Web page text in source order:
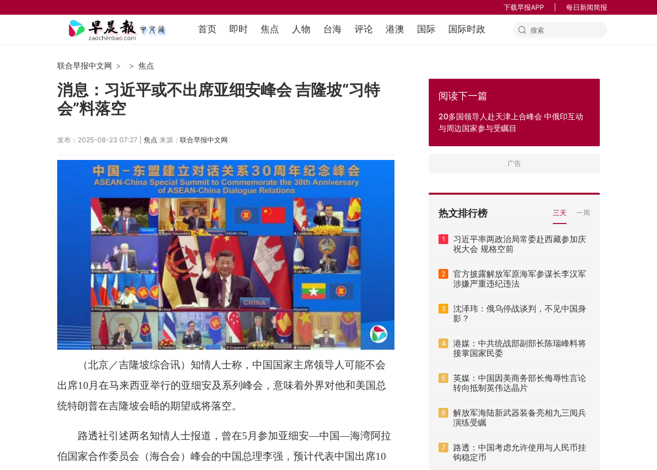
下载早报APP 每日新闻简报
首页 即时 焦点 人物 台海 评论 港澳 国际 国际时政
联合早报中文网 焦点
消息：习近平或不出席亚细安峰会 吉隆坡“习特
会”料落空
发布：2025-08-23 07:27 | 焦点 来源： 联合早报中文网
（北京／吉隆坡综合讯）知情人士称，中国国家主席领导人可能不会
出席10月在马来西亚举行的亚细安及系列峰会，意味着外界对他和美国总
统特朗普在吉隆坡会晤的期望或将落空。
路透社引述两名知情人士报道，曾在5月参加亚细安—中国—海湾阿拉
伯国家合作委员会（海合会）峰会的中国总理李强，预计代表中国出席10
阅读下一篇
20多国领导人赴天津上合峰会 中俄印互动
与周边国家参与受瞩目
热文排行榜 三天 一周
1
习近平率两政治局常委赴西藏参加庆
祝大会 规格空前
2
官方披露解放军原海军参谋长李汉军
涉嫌严重违纪违法
3
沈泽玮：俄乌停战谈判，不见中国身
影？
4
港媒：中共统战部副部长陈瑞峰料将
接掌国家民委
5
英媒：中国因美商务部长侮辱性言论
转向抵制英伟达晶片
6
解放军海陆新武器装备亮相九三阅兵
演练受瞩
7
路透：中国考虑允许使用与人民币挂
钩稳定币